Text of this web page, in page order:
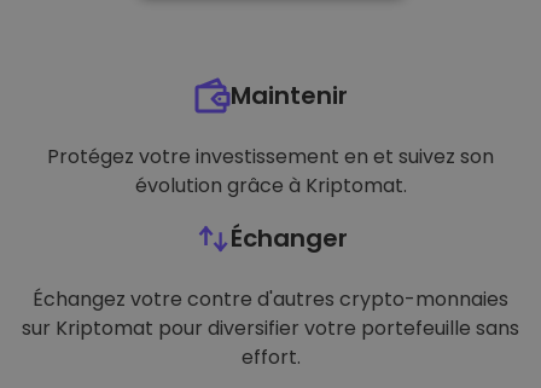
Maintenir
Protégez votre investissement en et suivez son
évolution grâce à Kriptomat.
Échanger
Échangez votre contre d'autres crypto-monnaies
sur Kriptomat pour diversifier votre portefeuille sans
effort.
FONCTIONNALITÉ